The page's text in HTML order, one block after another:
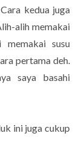
kedua juga
alih memakai
susu
pertama deh.
saya basahi
ini juga cukup